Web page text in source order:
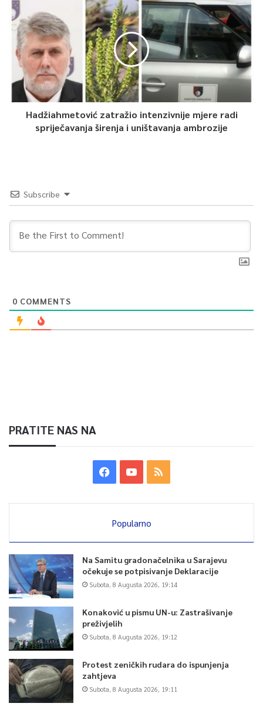
Hadžiahmetović zatražio intenzivnije mjere radi
spriječavanja širenja i uništavanja ambrozije
Subscribe
0 COMMENTS
PRATITE NAS NA
Popularno
Na Samitu gradonačelnika u Sarajevu
očekuje se potpisivanje Deklaracije
Subota, 8 Augusta 2026, 19:14
Konaković u pismu UN-u: Zastrašivanje
preživjelih
Subota, 8 Augusta 2026, 19:12
Protest zeničkih rudara do ispunjenja
zahtjeva
Subota, 8 Augusta 2026, 19:11